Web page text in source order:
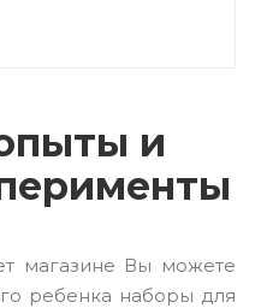
и
магазине Вы можете
ребенка наборы для